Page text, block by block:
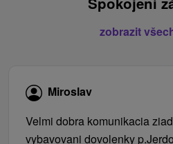
zobrazit
Miroslav
Velmi dobra komunikacia
vybavovani dovolenky